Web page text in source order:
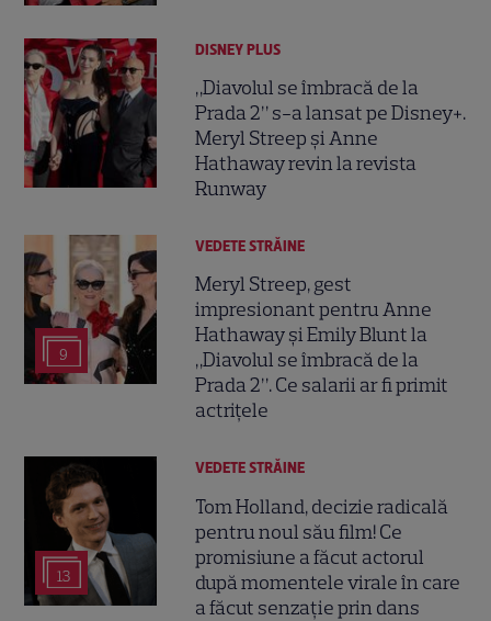
DISNEY PLUS
„Diavolul se îmbracă de la
Prada 2” s-a lansat pe Disney+.
Meryl Streep și Anne
Hathaway revin la revista
Runway
9
VEDETE STRĂINE
Meryl Streep, gest
impresionant pentru Anne
Hathaway și Emily Blunt la
„Diavolul se îmbracă de la
Prada 2”. Ce salarii ar fi primit
actrițele
13
VEDETE STRĂINE
Tom Holland, decizie radicală
pentru noul său film! Ce
promisiune a făcut actorul
după momentele virale în care
a făcut senzație prin dans